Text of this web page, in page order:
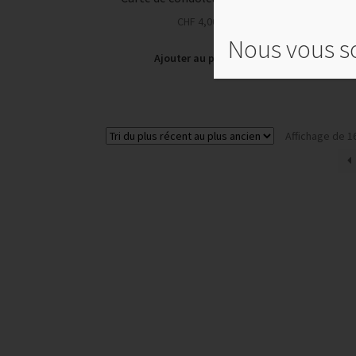
CHF 4,00
Ajouter au panier
Affichage de
Nous vous